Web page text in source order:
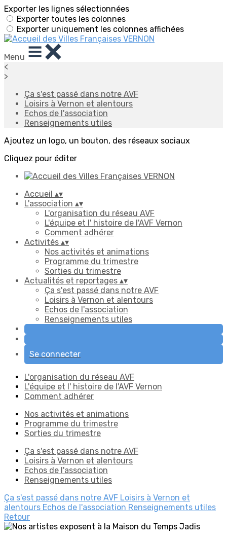
Exporter les lignes sélectionnées
Exporter toutes les colonnes
Exporter uniquement les colonnes affichées
Menu
<
>
Ça s'est passé dans notre AVF
Loisirs à Vernon et alentours
Echos de l'association
Renseignements utiles
Ajoutez un logo, un bouton, des réseaux sociaux
Cliquez pour éditer
Accueil ▴▾
L'association ▴▾
L'organisation du réseau AVF
L'équipe et l' histoire de l'AVF Vernon
Comment adhérer
Activités ▴▾
Nos activités et animations
Programme du trimestre
Sorties du trimestre
Actualités et reportages ▴▾
Ça s'est passé dans notre AVF
Loisirs à Vernon et alentours
Echos de l'association
Renseignements utiles
Se connecter
L'organisation du réseau AVF
L'équipe et l' histoire de l'AVF Vernon
Comment adhérer
Nos activités et animations
Programme du trimestre
Sorties du trimestre
Ça s'est passé dans notre AVF
Loisirs à Vernon et alentours
Echos de l'association
Renseignements utiles
Ça s'est passé dans notre AVF Loisirs à Vernon et
alentours Echos de l'association Renseignements utiles
Retour